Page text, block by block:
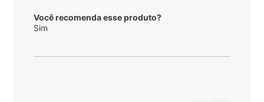
Você recomenda esse produto?
Sim